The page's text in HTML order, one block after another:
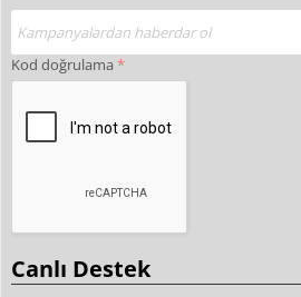
Kod doğrulama
Canlı Destek